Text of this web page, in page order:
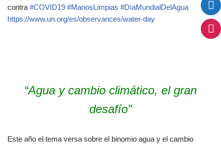
contra #COVID19 #ManosLimpias #DíaMundialDelAgua
https://www.un.org/es/observances/water-day
“Agua y cambio climático, el gran
desafío”
Este año el tema versa sobre el binomio agua y el cambio